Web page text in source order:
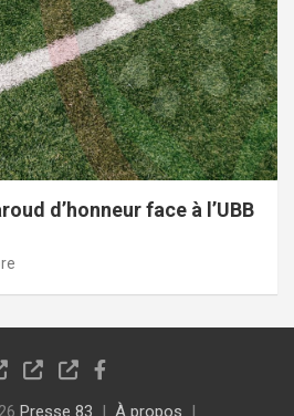
d’honneur face à l’UBB
Presse 83 À propos